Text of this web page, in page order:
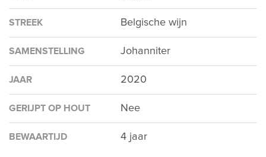
STREEK Belgische wijn
SAMENSTELLING Johanniter
JAAR 2020
GERIJPT OP HOUT Nee
BEWAARTIJD 4 jaar